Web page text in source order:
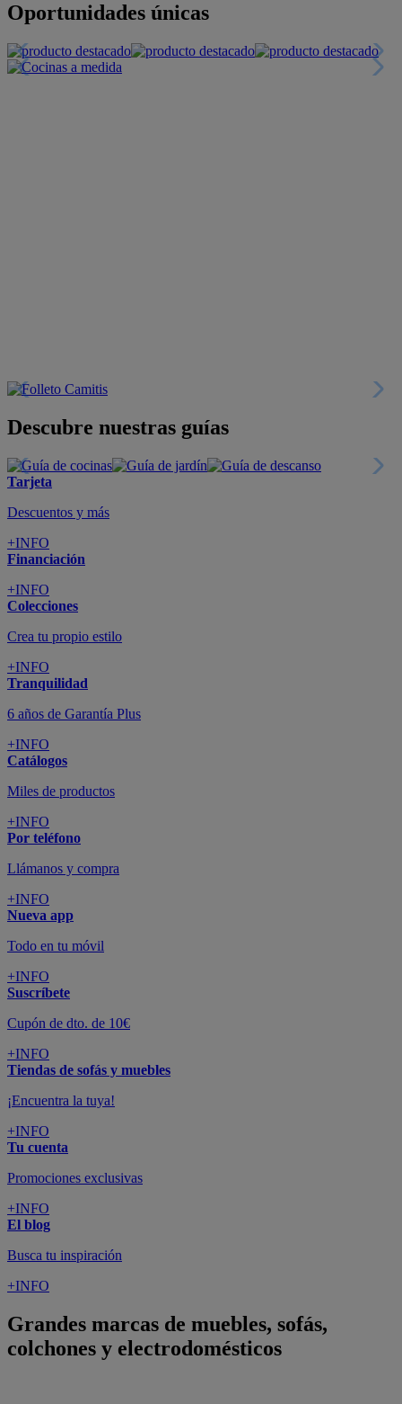
Oportunidades únicas
Descubre nuestras guías
Tarjeta
Descuentos y más
+INFO
Financiación
+INFO
Colecciones
Crea tu propio estilo
+INFO
Tranquilidad
6 años de Garantía Plus
+INFO
Catálogos
Miles de productos
+INFO
Por teléfono
Llámanos y compra
+INFO
Nueva app
Todo en tu móvil
+INFO
Suscríbete
Cupón de dto. de 10€
+INFO
Tiendas de sofás y muebles
¡Encuentra la tuya!
+INFO
Tu cuenta
Promociones exclusivas
+INFO
El blog
Busca tu inspiración
+INFO
Grandes marcas de muebles, sofás,
colchones y electrodomésticos